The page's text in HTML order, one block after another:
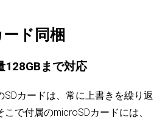
ド同梱
128GBまで対応
SDカードは、常に上書きを繰り返
で付属のmicroSDカードには、